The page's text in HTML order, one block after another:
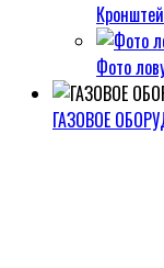
Фото
ГАЗОВОЕ